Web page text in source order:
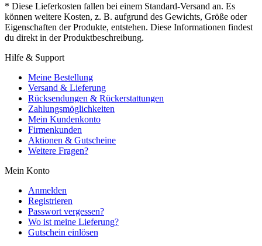
* Diese Lieferkosten fallen bei einem Standard-Versand an. Es
können weitere Kosten, z. B. aufgrund des Gewichts, Größe oder
Eigenschaften der Produkte, entstehen. Diese Informationen findest
du direkt in der Produktbeschreibung.
Hilfe & Support
Meine Bestellung
Versand & Lieferung
Rücksendungen & Rückerstattungen
Zahlungsmöglichkeiten
Mein Kundenkonto
Firmenkunden
Aktionen & Gutscheine
Weitere Fragen?
Mein Konto
Anmelden
Registrieren
Passwort vergessen?
Wo ist meine Lieferung?
Gutschein einlösen